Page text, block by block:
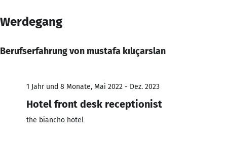
Werdegang
Berufserfahrung von mustafa kılıçarslan
1 Jahr und 8 Monate, Mai 2022 - Dez. 2023
Hotel front desk receptionist
the biancho hotel